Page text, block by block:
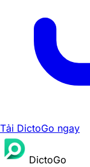
Tải DictoGo ngay
DictoGo